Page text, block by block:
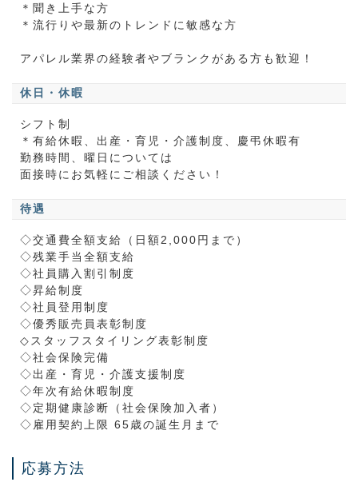
＊聞き上手な方
＊流行りや最新のトレンドに敏感な方
アパレル業界の経験者やブランクがある方も歓迎！
休日・休暇
シフト制
＊有給休暇、出産・育児・介護制度、慶弔休暇有
勤務時間、曜日については
面接時にお気軽にご相談ください！
待遇
◇交通費全額支給（日額2,000円まで）
◇残業手当全額支給
◇社員購入割引制度
◇昇給制度
◇社員登用制度
◇優秀販売員表彰制度
◇スタッフスタイリング表彰制度
◇社会保険完備
◇出産・育児・介護支援制度
◇年次有給休暇制度
◇定期健康診断（社会保険加入者）
◇雇用契約上限 65歳の誕生月まで
応募方法